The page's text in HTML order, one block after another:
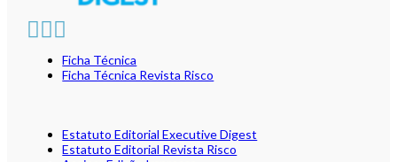
Ficha Técnica
Ficha Técnica Revista Risco
Estatuto Editorial Executive Digest
Estatuto Editorial Revista Risco